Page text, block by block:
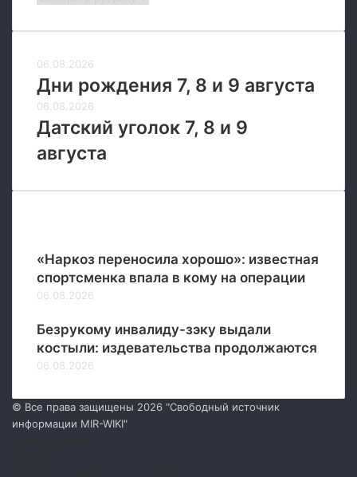
06.08.2026
Дни рождения 7, 8 и 9 августа
06.08.2026
Датский уголок 7, 8 и 9
августа
«Наркоз переносила хорошо»: известная
спортсменка впала в кому на операции
06.08.2026
Безрукому инвалиду-зэку выдали
костыли: издевательства продолжаются
06.08.2026
© Все права защищены 2026 "Свободный источник
информации MIR-WIKI"